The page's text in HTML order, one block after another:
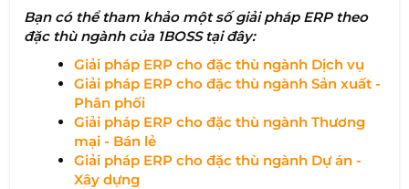
Bạn có thể tham khảo một số giải pháp ERP theo
đặc thù ngành của 1BOSS tại đây:
Giải pháp ERP cho đặc thù ngành Dịch vụ
Giải pháp ERP cho đặc thù ngành Sản xuất -
Phân phối
Giải pháp ERP cho đặc thù ngành Thương
mại - Bán lẻ
Giải pháp ERP cho đặc thù ngành Dự án -
Xây dựng